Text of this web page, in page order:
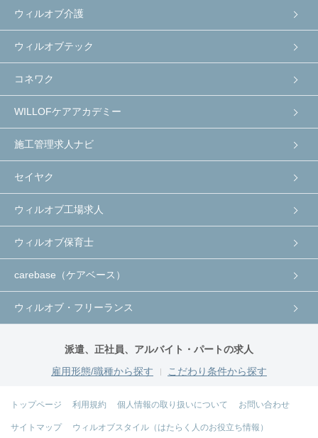
ウィルオブ介護
ウィルオブテック
コネワク
WILLOFケアアカデミー
施工管理求人ナビ
セイヤク
ウィルオブ工場求人
ウィルオブ保育士
carebase（ケアベース）
ウィルオブ・フリーランス
派遣、正社員、アルバイト・パートの求人
雇用形態/職種から探す
こだわり条件から探す
トップページ 利用規約 個人情報の取り扱いについて お問い合わせ
サイトマップ ウィルオブスタイル（はたらく人のお役立ち情報）